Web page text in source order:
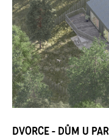
DVORCE - DŮM U